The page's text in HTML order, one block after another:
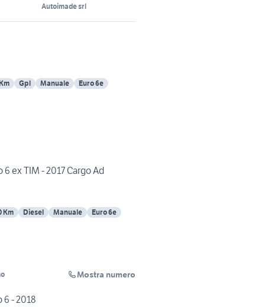
Autoimade srl
Gpl Manuale Euro 6e
ex TIM - 2017 Cargo Ad
Km Diesel Manuale Euro 6e
Mostra numero
6 - 2018